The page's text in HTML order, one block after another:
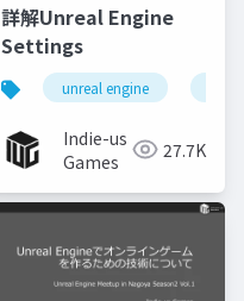
コントロールリグ
詳解Unreal Engine
Settings
unreal engine
Indie-us
Games
27.7K